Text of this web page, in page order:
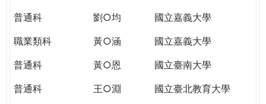
WAGOR
TODAY
THE
WORLD
普通科
劉○均
國立嘉義大學
職業類科
黃○涵
國立嘉義大學
普通科
黃○恩
國立臺南大學
普通科
王○淵
國立臺北教育大學